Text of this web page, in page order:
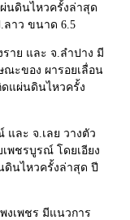
นดินไหวครั้งล่าสุด
ลาว ขนาด 6.5
ราย และ จ.ลำปาง มี
ณะของ ผารอยเลื่อน
แผ่นดินไหวครั้ง
ละ จ.เลย วางตัว
พชรบูรณ์ โดยเอียง
ดินไหวครั้งล่าสุด ปี
งเพชร มีแนวการ